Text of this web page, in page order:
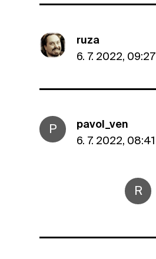
ruza
6. 7. 2022, 09:27
P
pavol_ven
6. 7. 2022, 08:41
R